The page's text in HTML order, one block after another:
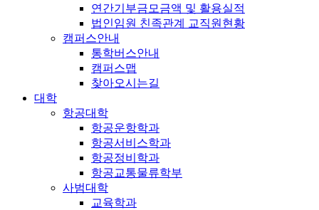
연간기부금모금액 및 활용실적
법인임원 친족관계 교직원현황
캠퍼스안내
통학버스안내
캠퍼스맵
찾아오시는길
대학
항공대학
항공운항학과
항공서비스학과
항공정비학과
항공교통물류학부
사범대학
교육학과